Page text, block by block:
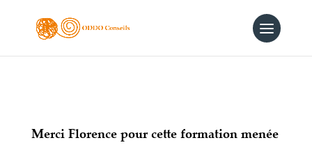
Merci Florence pour cette formation menée